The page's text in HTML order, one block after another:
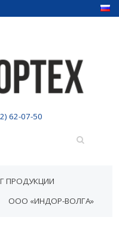
62-07-50
ПРОДУКЦИИ
ООО «ИНДОР-ВОЛГА»